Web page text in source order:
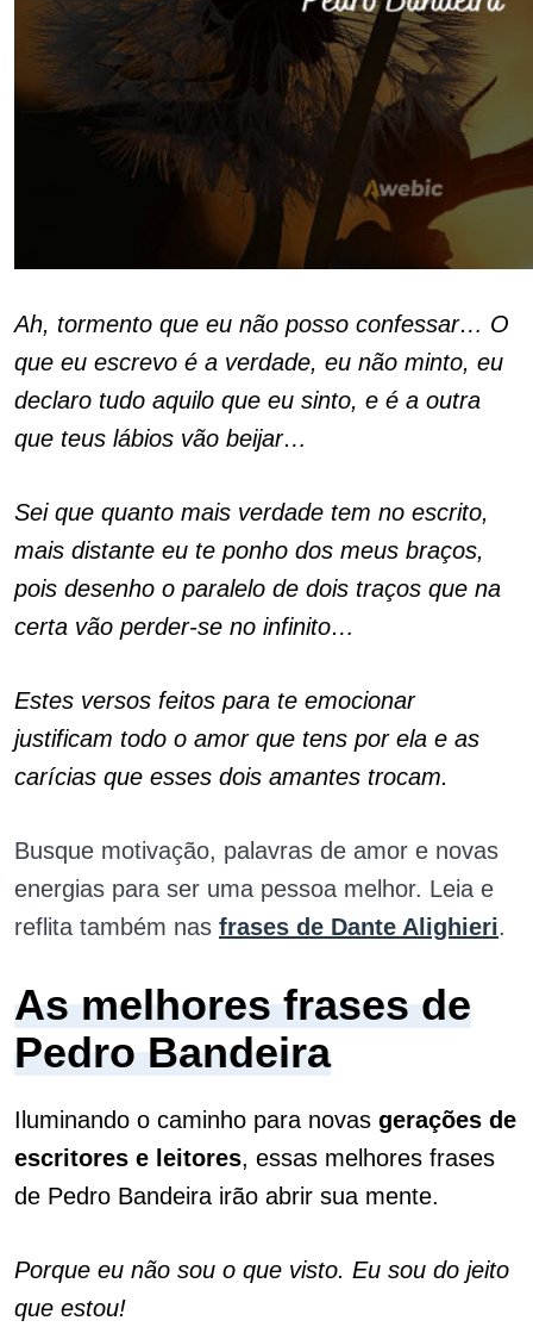
Ah, tormento que eu não posso confessar… O
que eu escrevo é a verdade, eu não minto, eu
declaro tudo aquilo que eu sinto, e é a outra
que teus lábios vão beijar…
Sei que quanto mais verdade tem no escrito,
mais distante eu te ponho dos meus braços,
pois desenho o paralelo de dois traços que na
certa vão perder-se no infinito…
Estes versos feitos para te emocionar
justificam todo o amor que tens por ela e as
carícias que esses dois amantes trocam.
Busque motivação, palavras de amor e novas
energias para ser uma pessoa melhor. Leia e
reflita também nas frases de Dante Alighieri.
As melhores frases de
Pedro Bandeira
Iluminando o caminho para novas gerações de
escritores e leitores, essas melhores frases
de Pedro Bandeira irão abrir sua mente.
Porque eu não sou o que visto. Eu sou do jeito
que estou!